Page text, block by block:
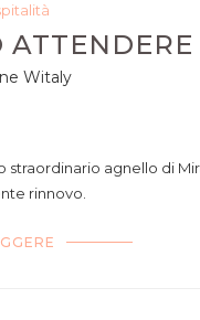
ATTENDERE
Witaly
del Paradiso
straordinario agnello di
rinnovo.